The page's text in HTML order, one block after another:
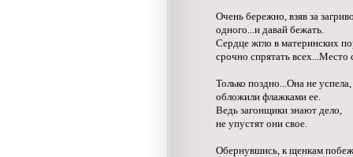
Очень бережно, взяв за
одного...и давай бежать.
Сердце жгло в материнских
срочно спрятать всех...Место
Только поздно...Она не успела,
обложили флажками ее.
Ведь загонщики знают дело,
не упустят они свое.
Обернувшись, к щенкам